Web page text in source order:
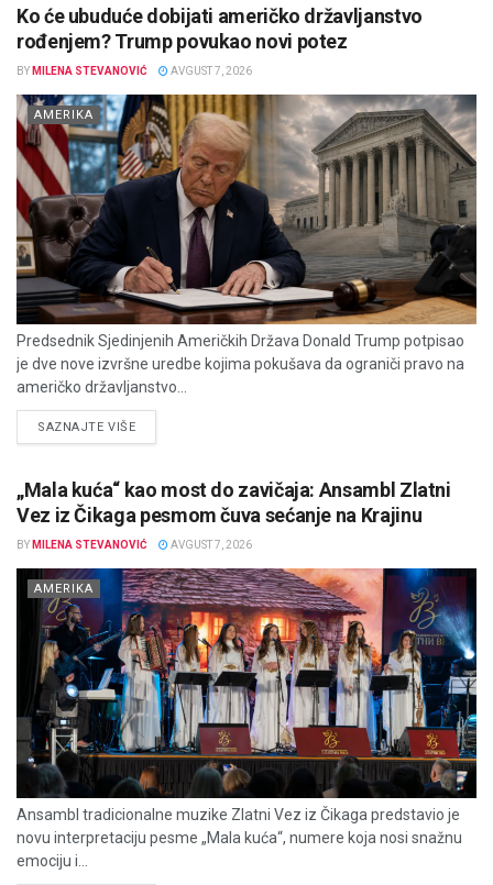
Ko će ubuduće dobijati američko državljanstvo
rođenjem? Trump povukao novi potez
BY MILENA STEVANOVIĆ AVGUST 7, 2026
AMERIKA
Predsednik Sjedinjenih Američkih Država Donald Trump potpisao
je dve nove izvršne uredbe kojima pokušava da ograniči pravo na
američko državljanstvo...
SAZNAJTE VIŠEDETAILS
„Mala kuća“ kao most do zavičaja: Ansambl Zlatni
Vez iz Čikaga pesmom čuva sećanje na Krajinu
BY MILENA STEVANOVIĆ AVGUST 7, 2026
AMERIKA
Ansambl tradicionalne muzike Zlatni Vez iz Čikaga predstavio je
novu interpretaciju pesme „Mala kuća“, numere koja nosi snažnu
emociju i...